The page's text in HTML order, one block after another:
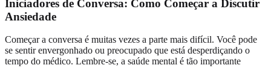
Iniciadores de Conversa: Como Começar a Discutir
Ansiedade
Começar a conversa é muitas vezes a parte mais difícil. Você pode
se sentir envergonhado ou preocupado que está desperdiçando o
tempo do médico. Lembre-se, a saúde mental é tão importante